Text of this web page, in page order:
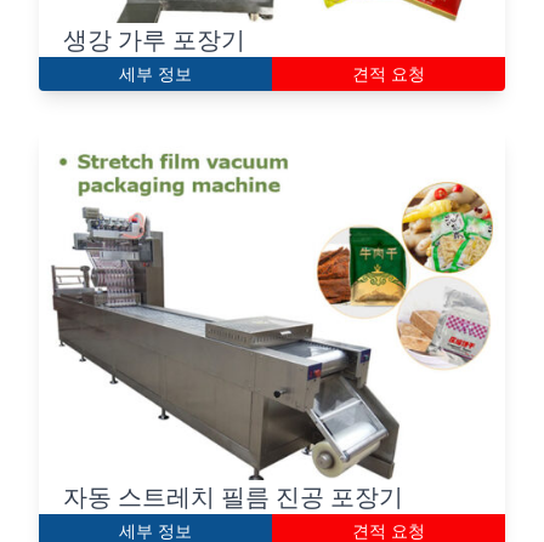
생강 가루 포장기
세부 정보 견적 요청
자동 스트레치 필름 진공 포장기
세부 정보 견적 요청